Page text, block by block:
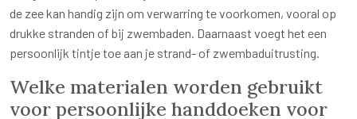
de zee kan handig zijn om verwarring te voorkomen, vooral op
drukke stranden of bij zwembaden. Daarnaast voegt het een
persoonlijk tintje toe aan je strand- of zwembaduitrusting.
Welke materialen worden gebruikt
voor persoonlijke handdoeken voor